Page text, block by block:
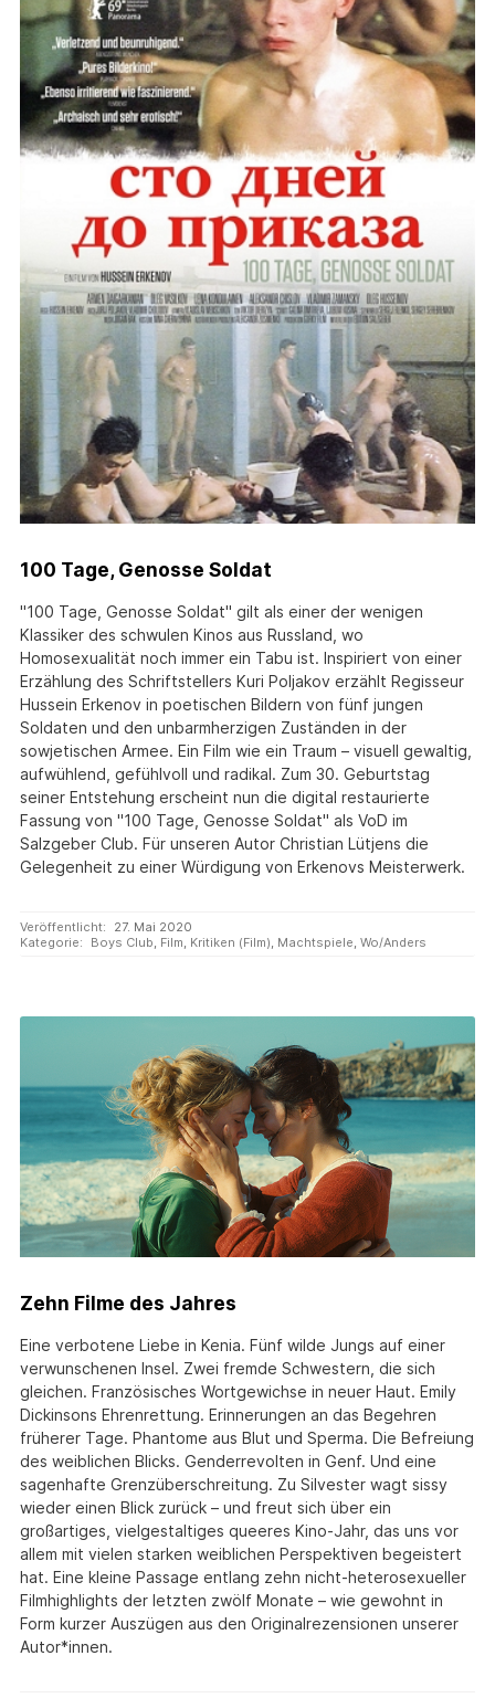
100 Tage, Genosse Soldat
"100 Tage, Genosse Soldat" gilt als einer der wenigen
Klassiker des schwulen Kinos aus Russland, wo
Homosexualität noch immer ein Tabu ist. Inspiriert von einer
Erzählung des Schriftstellers Kuri Poljakov erzählt Regisseur
Hussein Erkenov in poetischen Bildern von fünf jungen
Soldaten und den unbarmherzigen Zuständen in der
sowjetischen Armee. Ein Film wie ein Traum – visuell gewaltig,
aufwühlend, gefühlvoll und radikal. Zum 30. Geburtstag
seiner Entstehung erscheint nun die digital restaurierte
Fassung von "100 Tage, Genosse Soldat" als VoD im
Salzgeber Club. Für unseren Autor Christian Lütjens die
Gelegenheit zu einer Würdigung von Erkenovs Meisterwerk.
Veröffentlicht:
27. Mai 2020
Kategorie:
Boys Club, Film, Kritiken (Film), Machtspiele, Wo/Anders
Zehn Filme des Jahres
Eine verbotene Liebe in Kenia. Fünf wilde Jungs auf einer
verwunschenen Insel. Zwei fremde Schwestern, die sich
gleichen. Französisches Wortgewichse in neuer Haut. Emily
Dickinsons Ehrenrettung. Erinnerungen an das Begehren
früherer Tage. Phantome aus Blut und Sperma. Die Befreiung
des weiblichen Blicks. Genderrevolten in Genf. Und eine
sagenhafte Grenzüberschreitung. Zu Silvester wagt sissy
wieder einen Blick zurück – und freut sich über ein
großartiges, vielgestaltiges queeres Kino-Jahr, das uns vor
allem mit vielen starken weiblichen Perspektiven begeistert
hat. Eine kleine Passage entlang zehn nicht-heterosexueller
Filmhighlights der letzten zwölf Monate – wie gewohnt in
Form kurzer Auszügen aus den Originalrezensionen unserer
Autor*innen.